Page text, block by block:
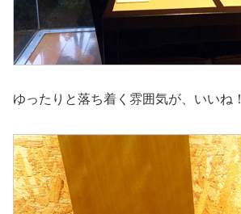
ゆったりと落ち着く雰囲気が、いいね！